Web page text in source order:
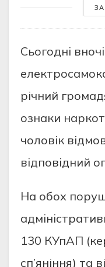
Cьогоднi
рiчний
ознaки
чоловiк
вiдповiдний
Нa обох
130 КУпAП
cп’янiння) тa